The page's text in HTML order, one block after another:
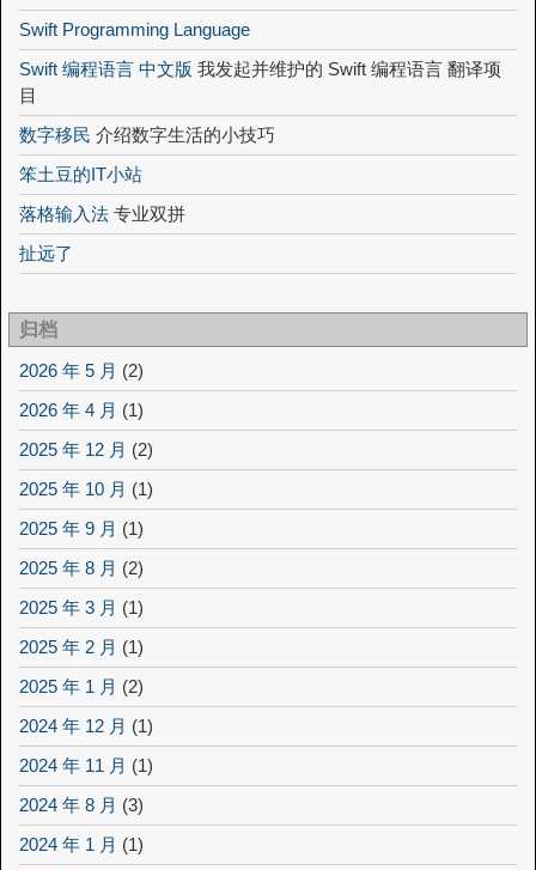
Swift Programming Language
Swift 编程语言 中文版 我发起并维护的 Swift 编程语言 翻译项
目
数字移民 介绍数字生活的小技巧
笨土豆的IT小站
落格输入法 专业双拼
扯远了
归档
2026 年 5 月 (2)
2026 年 4 月 (1)
2025 年 12 月 (2)
2025 年 10 月 (1)
2025 年 9 月 (1)
2025 年 8 月 (2)
2025 年 3 月 (1)
2025 年 2 月 (1)
2025 年 1 月 (2)
2024 年 12 月 (1)
2024 年 11 月 (1)
2024 年 8 月 (3)
2024 年 1 月 (1)